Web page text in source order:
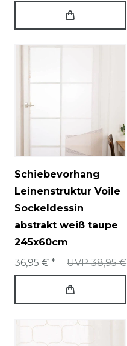
Schiebevorhang
Leinenstruktur Voile
Sockeldessin
abstrakt weiß taupe
245x60cm
UVP 38,95 €
36,95 € *